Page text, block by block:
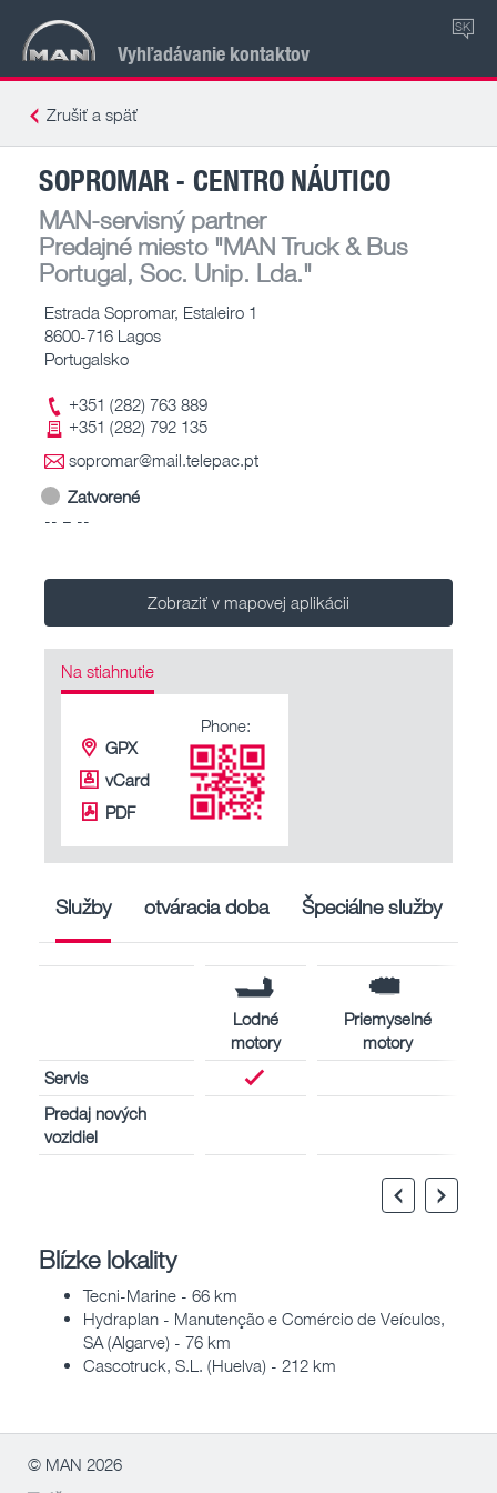
Vyhľadávanie kontaktov
SK
Zrušiť a späť
SOPROMAR - CENTRO NÁUTICO
MAN-servisný partner
Predajné miesto"MAN Truck & Bus
Portugal, Soc. Unip. Lda."
Estrada Sopromar, Estaleiro 1
8600-716 Lagos
Portugalsko
+351 (282) 763 889
+351 (282) 792 135
sopromar@mail.telepac.pt
Zatvorené
-- – --
Zobraziť v mapovej aplikácii
Na stiahnutie
GPX
vCard
PDF
Phone:
Služby otváracia doba Špeciálne služby
Lodné
motory
Priemyselné
motory
Servis
Predaj nových
vozidiel
Blízke lokality
Tecni-Marine - 66 km
Hydraplan - Manutenção e Comércio de Veículos,
SA (Algarve) - 76 km
Cascotruck, S.L. (Huelva) - 212 km
© MAN 2026